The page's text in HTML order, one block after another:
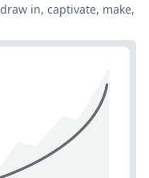
in, captivate, make,